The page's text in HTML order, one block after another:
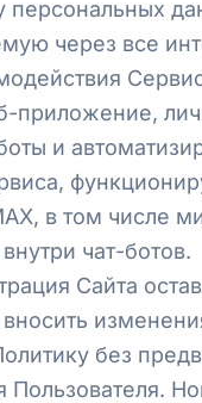
персональных
через все
приложение,
и
в том числе
чат-ботов.
Сайта
без
Пользователя.